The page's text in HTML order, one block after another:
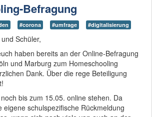
nehmen die
Befragung
#corona #umfrage #digitalisierung
Schüler,
haben bereits an der Online-Befragung
und Marburg zum Homeschooling
Dank. Über die rege Beteiligung
bis zum 15.05. online stehen. Da
eigene schulspezifische Rückmeldung